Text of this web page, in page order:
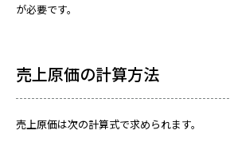
が必要です。
売上原価の計算方法
売上原価は次の計算式で求められます。